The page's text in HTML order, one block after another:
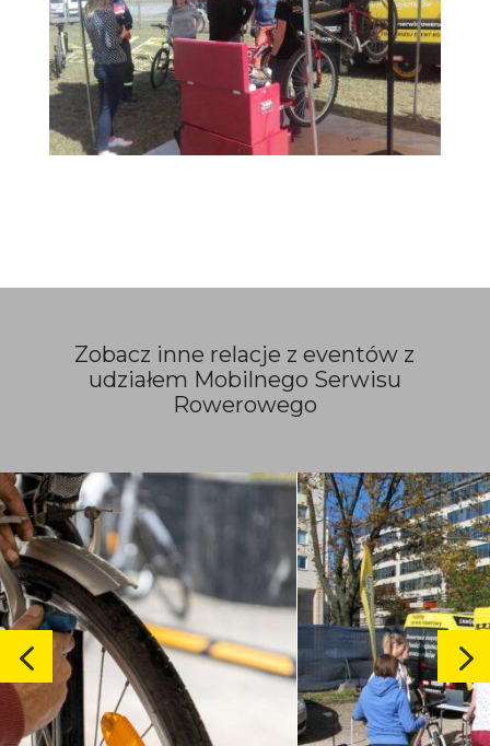
Zobacz inne relacje z eventów z
udziałem Mobilnego Serwisu
Rowerowego